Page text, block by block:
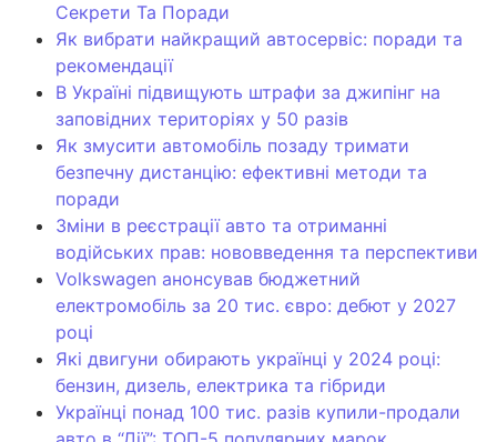
Секрети Та Поради
Як вибрати найкращий автосервіс: поради та
рекомендації
В Україні підвищують штрафи за джипінг на
заповідних територіях у 50 разів
Як змусити автомобіль позаду тримати
безпечну дистанцію: ефективні методи та
поради
Зміни в реєстрації авто та отриманні
водійських прав: нововведення та перспективи
Volkswagen анонсував бюджетний
електромобіль за 20 тис. євро: дебют у 2027
році
Які двигуни обирають українці у 2024 році:
бензин, дизель, електрика та гібриди
Українці понад 100 тис. разів купили-продали